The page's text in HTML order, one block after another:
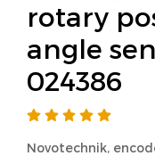
rotary
angle
024386
Novotechnik,